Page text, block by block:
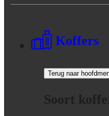
Koffers
Terug naar
Soort